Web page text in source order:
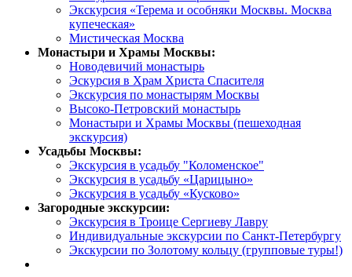
Экскурсия «Терема и особняки Москвы. Москва
купеческая»
Мистическая Москва
Монастыри и Храмы Москвы:
Новодевичий монастырь
Эскурсия в Храм Христа Спасителя
Экскурсия по монастырям Москвы
Высоко-Петровский монастырь
Монастыри и Храмы Москвы (пешеходная
экскурсия)
Усадьбы Москвы:
Экскурсия в усадьбу "Коломенское"
Экскурсия в усадьбу «Царицыно»
Экскурсия в усадьбу «Кусково»
Загородные экскурсии:
Экскурсия в Троице Сергиеву Лавру
Индивидуальные экскурсии по Санкт-Петербургу
Экскурсии по Золотому кольцу (групповые туры!)